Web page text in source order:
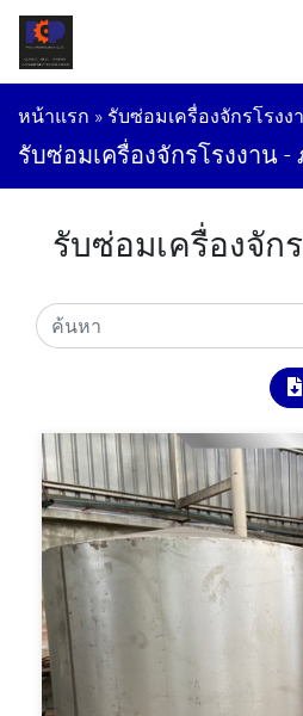
หน้าแรก » รับซ่อมเครื่องจักรโรงง
รับซ่อมเครื่องจักรโรงงาน -
รับซ่อมเครื่องจัก